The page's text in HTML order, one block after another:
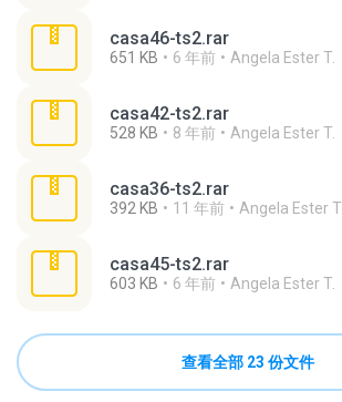
casa46-ts2.rar
651 KB 6 年前 Angela Ester T.
casa42-ts2.rar
528 KB 8 年前 Angela Ester T.
casa36-ts2.rar
392 KB 11 年前 Angela Ester T.
casa45-ts2.rar
603 KB 6 年前 Angela Ester T.
查看全部 23 份文件